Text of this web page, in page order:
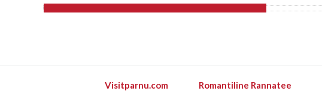
Visitparnu.com Romantiline Rannatee